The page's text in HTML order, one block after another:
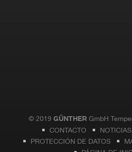
© 2019 GÜNTHER GmbH
CONTACTO
PROTECCIÓN DE DATOS